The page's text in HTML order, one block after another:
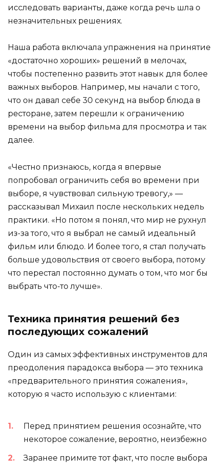
исследовать варианты, даже когда речь шла о
незначительных решениях.
Наша работа включала упражнения на принятие
«достаточно хороших» решений в мелочах,
чтобы постепенно развить этот навык для более
важных выборов. Например, мы начали с того,
что он давал себе 30 секунд на выбор блюда в
ресторане, затем перешли к ограничению
времени на выбор фильма для просмотра и так
далее.
«Честно признаюсь, когда я впервые
попробовал ограничить себя во времени при
выборе, я чувствовал сильную тревогу,» —
рассказывал Михаил после нескольких недель
практики. «Но потом я понял, что мир не рухнул
из-за того, что я выбрал не самый идеальный
фильм или блюдо. И более того, я стал получать
больше удовольствия от своего выбора, потому
что перестал постоянно думать о том, что мог бы
выбрать что-то лучше».
Техника принятия решений без
последующих сожалений
Один из самых эффективных инструментов для
преодоления парадокса выбора — это техника
«предварительного принятия сожаления»,
которую я часто использую с клиентами:
Перед принятием решения осознайте, что
некоторое сожаление, вероятно, неизбежно
Заранее примите тот факт, что после выбора